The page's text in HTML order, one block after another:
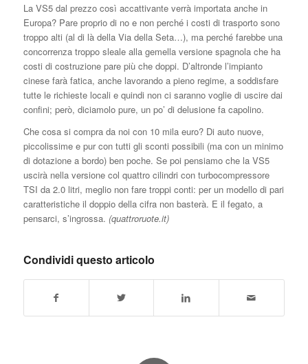
La VS5 dal prezzo così accattivante verrà importata anche in
Europa? Pare proprio di no e non perché i costi di trasporto sono
troppo alti (al di là della Via della Seta…), ma perché farebbe una
concorrenza troppo sleale alla gemella versione spagnola che ha
costi di costruzione pare più che doppi. D’altronde l’impianto
cinese farà fatica, anche lavorando a pieno regime, a soddisfare
tutte le richieste locali e quindi non ci saranno voglie di uscire dai
confini; però, diciamolo pure, un po’ di delusione fa capolino.
Che cosa si compra da noi con 10 mila euro? Di auto nuove,
piccolissime e pur con tutti gli sconti possibili (ma con un minimo
di dotazione a bordo) ben poche. Se poi pensiamo che la VS5
uscirà nella versione col quattro cilindri con turbocompressore
TSI da 2.0 litri, meglio non fare troppi conti: per un modello di pari
caratteristiche il doppio della cifra non basterà. E il fegato, a
pensarci, s’ingrossa. (quattroruote.it)
Condividi questo articolo